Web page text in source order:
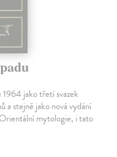
jako třetí svazek
a stejně jako nová vydání
mytologie, i tato